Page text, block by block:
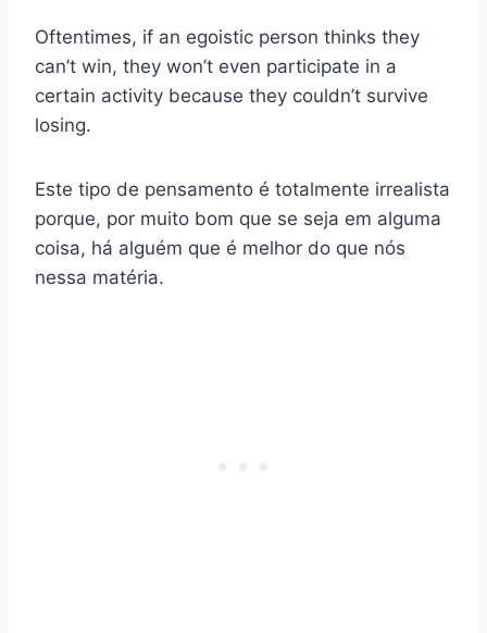
Oftentimes, if an egoistic person thinks they
can’t win, they won’t even participate in a
certain activity because they couldn’t survive
losing.
Este tipo de pensamento é totalmente irrealista
porque, por muito bom que se seja em alguma
coisa, há alguém que é melhor do que nós
nessa matéria.